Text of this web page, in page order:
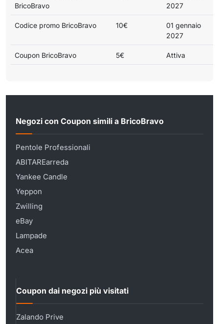
BricoBravo
2027
Codice promo BricoBravo 10€
01 gennaio
2027
Coupon BricoBravo 5€ Attiva
Negozi con Coupon simili a BricoBravo
Pentole Professionali
ABITAREarreda
Yankee Candle
Yeppon
Zwilling
eBay
Lampade
Acea
Coupon dai negozi più visitati
Zalando Prive